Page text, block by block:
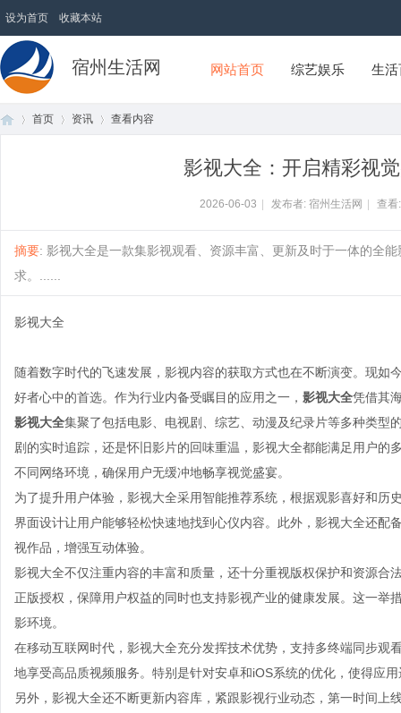
设为首页 收藏本站
宿州生活网 网站首页 综艺娱乐 生
首页 资讯 查看内容
影视大全：开启精彩视
2026-06-03 发布者: 宿州生活网 查
摘要: 影视大全是一款集影视观看、资源丰富、更新及时于一体的全
求。......
影视大全
随着数字时代的飞速发展，影视内容的获取方式也在不断演变。现
好者心中的首选。作为行业内备受瞩目的应用之一， 影视大全凭借其
影视大全集聚了包括电影、电视剧、综艺、动漫及纪录片等多种类型
剧的实时追踪，还是怀旧影片的回味重温，影视大全都能满足用户
不同网络环境，确保用户无缓冲地畅享视觉盛宴。
为了提升用户体验，影视大全采用智能推荐系统，根据观影喜好和
界面设计让用户能够轻松快速地找到心仪内容。此外，影视大全还配
视作品，增强互动体验。
影视大全不仅注重内容的丰富和质量，还十分重视版权保护和资源合
正版授权，保障用户权益的同时也支持影视产业的健康发展。这一
影环境。
在移动互联网时代，影视大全充分发挥技术优势，支持多终端同步观
地享受高品质视频服务。特别是针对安卓和iOS系统的优化，使得应
另外，影视大全还不断更新内容库，紧跟影视行业动态，第一时间